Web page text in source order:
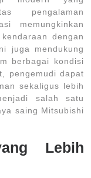
pengalaman
memungkinkan
dengan
juga mendukung
berbagai kondisi
pengemudi dapat
sekaligus lebih
salah satu
saing Mitsubishi
Lebih